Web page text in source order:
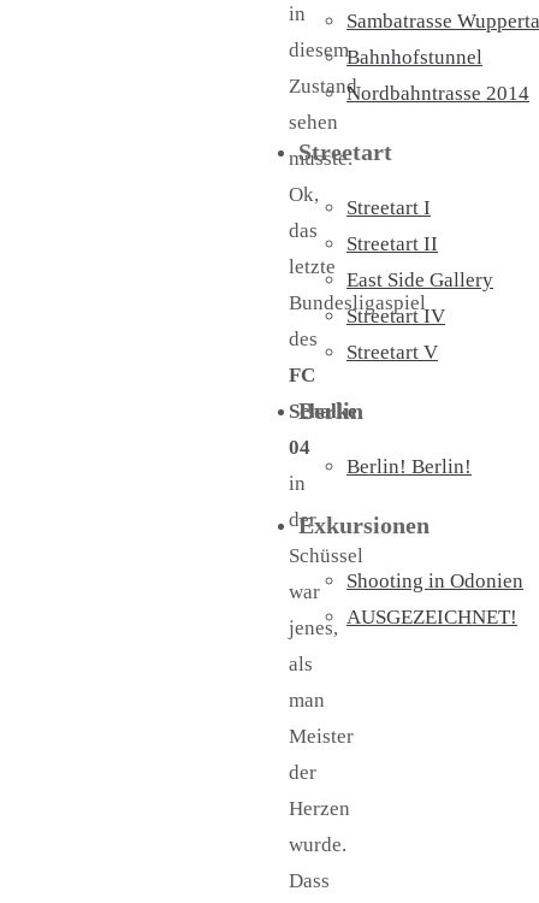
in
diesem
Zustand
sehen
musste.
Ok,
das
letzte
Bundesligaspiel
des
FC
Schalke
04
in
der
Schüssel
war
jenes,
als
man
Meister
der
Herzen
wurde.
Dass
Sambatrasse
Bahnhofstunnel
Nordbahntrasse 2014
Streetart
Streetart I
Streetart II
East Side Gallery
Streetart IV
Streetart V
Berlin
Berlin! Berlin!
Exkursionen
Shooting in Odonien
AUSGEZEICHNET!